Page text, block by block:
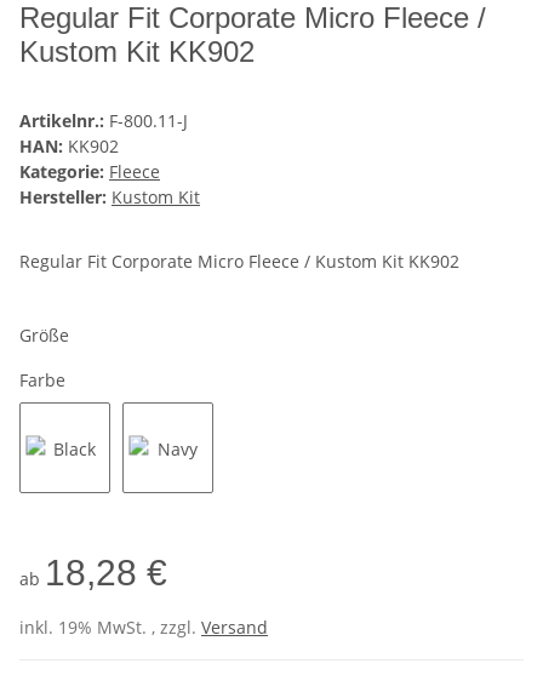
Regular Fit Corporate Micro Fleece /
Kustom Kit KK902
Artikelnr.: F-800.11-J
HAN: KK902
Kategorie: Fleece
Hersteller: Kustom Kit
Regular Fit Corporate Micro Fleece / Kustom Kit KK902
Größe
Farbe
ab 18,28 €
inkl. 19% MwSt. , zzgl. Versand